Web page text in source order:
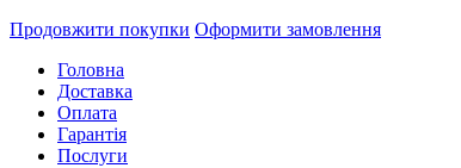
Продовжити покупки Оформити замовлення
Головна
Доставка
Оплата
Гарантія
Послуги